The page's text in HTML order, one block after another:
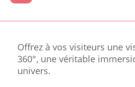
Offrez à vos visiteurs une
360°, une véritable
univers.